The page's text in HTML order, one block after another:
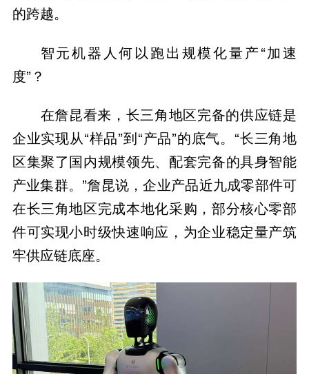
的跨越。
智元机器人何以跑出规模化量产“加速
度”？
在詹昆看来，长三角地区完备的供应链是
企业实现从“样品”到“产品”的底气。“长三角地
区集聚了国内规模领先、配套完备的具身智能
产业集群。”詹昆说，企业产品近九成零部件可
在长三角地区完成本地化采购，部分核心零部
件可实现小时级快速响应，为企业稳定量产筑
牢供应链底座。